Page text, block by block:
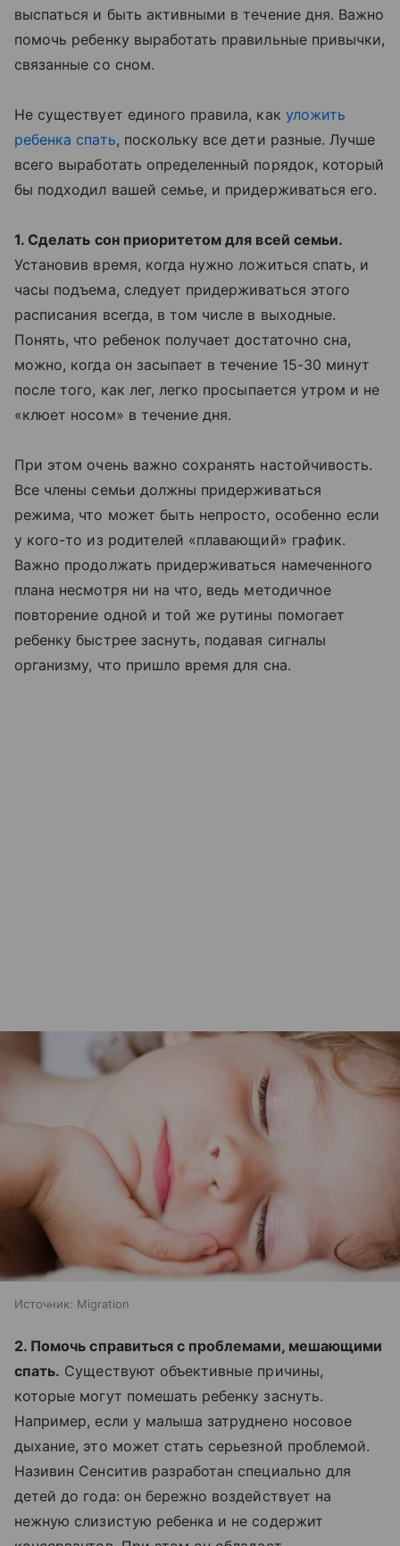
выспаться и быть активными в течение дня. Важно
помочь ребенку выработать правильные привычки,
связанные со сном.
Не существует единого правила, как уложить
ребенка спать, поскольку все дети разные. Лучше
всего выработать определенный порядок, который
бы подходил вашей семье, и придерживаться его.
1. Сделать сон приоритетом для всей семьи.
Установив время, когда нужно ложиться спать, и
часы подъема, следует придерживаться этого
расписания всегда, в том числе в выходные.
Понять, что ребенок получает достаточно сна,
можно, когда он засыпает в течение 15-30 минут
после того, как лег, легко просыпается утром и не
«клюет носом» в течение дня.
При этом очень важно сохранять настойчивость.
Все члены семьи должны придерживаться
режима, что может быть непросто, особенно если
у кого-то из родителей «плавающий» график.
Важно продолжать придерживаться намеченного
плана несмотря ни на что, ведь методичное
повторение одной и той же рутины помогает
ребенку быстрее заснуть, подавая сигналы
организму, что пришло время для сна.
Источник: Migration
2. Помочь справиться с проблемами, мешающими
спать. Существуют объективные причины,
которые могут помешать ребенку заснуть.
Например, если у малыша затруднено носовое
дыхание, это может стать серьезной проблемой.
Називин Сенситив разработан специально для
детей до года: он бережно воздействует на
нежную слизистую ребенка и не содержит